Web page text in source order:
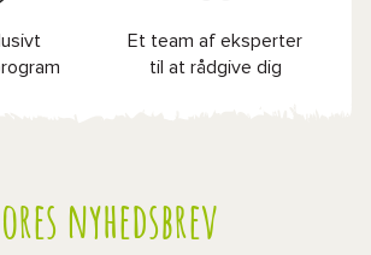
Et team af eksperter
til at rådgive dig
nyhedsbrev